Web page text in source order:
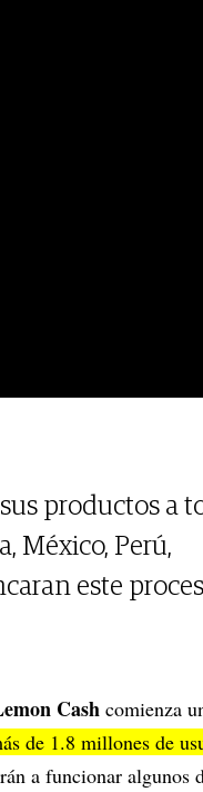
productos a
México, Perú,
este
Cash comienza
de 1.8 millones de
a funcionar algunos